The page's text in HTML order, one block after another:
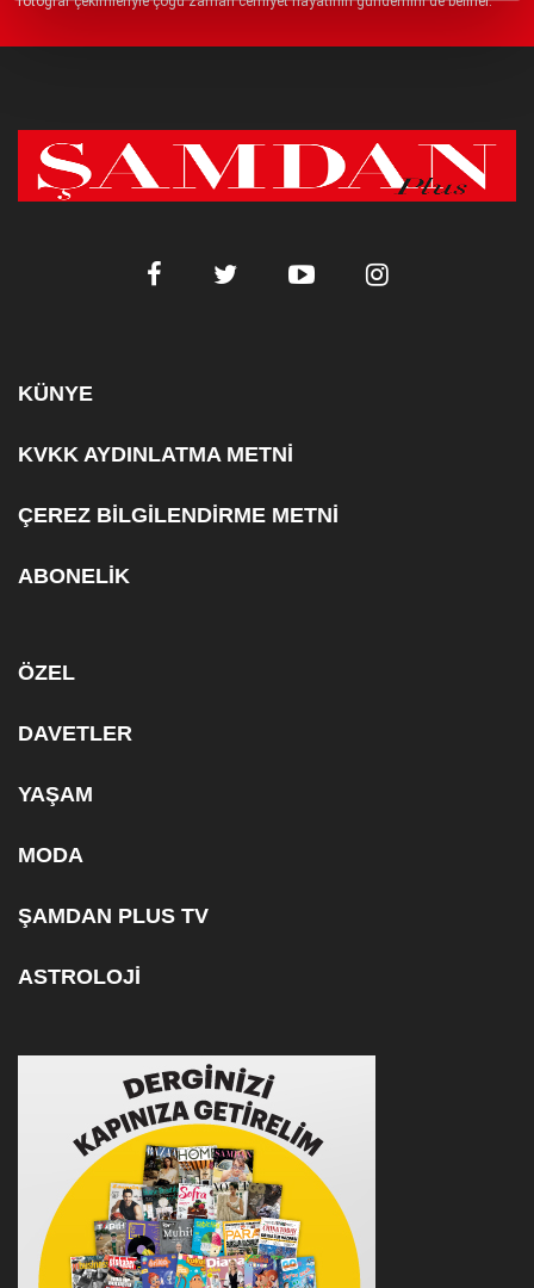
KÜNYE
KVKK AYDINLATMA METNİ
ÇEREZ BİLGİLENDİRME METNİ
ABONELİK
ÖZEL
DAVETLER
YAŞAM
MODA
ŞAMDAN PLUS TV
ASTROLOJİ